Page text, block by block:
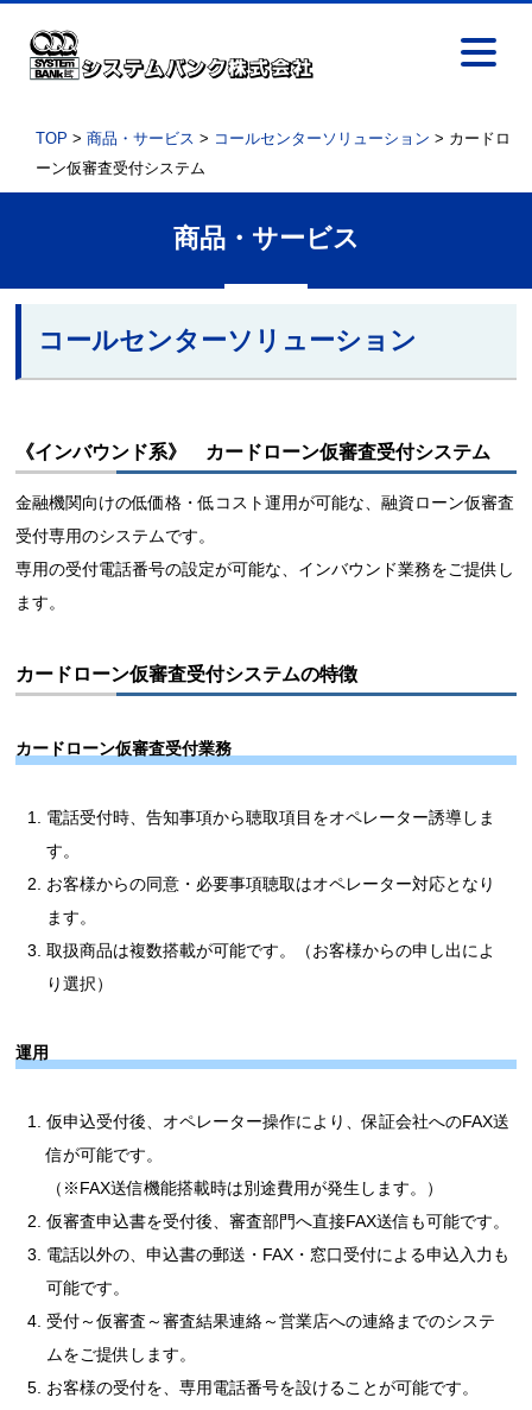
TOP > 商品・サービス > コールセンターソリューション > カードロ
ーン仮審査受付システム
商品・サービス
コールセンターソリューション
《インバウンド系》 カードローン仮審査受付システム
金融機関向けの低価格・低コスト運用が可能な、融資ローン仮審査
受付専用のシステムです。
専用の受付電話番号の設定が可能な、インバウンド業務をご提供し
ます。
カードローン仮審査受付システムの特徴
カードローン仮審査受付業務
電話受付時、告知事項から聴取項目をオペレーター誘導しま
す。
お客様からの同意・必要事項聴取はオペレーター対応となり
ます。
取扱商品は複数搭載が可能です。（お客様からの申し出によ
り選択）
運用
仮申込受付後、オペレーター操作により、保証会社へのFAX送
信が可能です。
（※FAX送信機能搭載時は別途費用が発生します。）
仮審査申込書を受付後、審査部門へ直接FAX送信も可能です。
電話以外の、申込書の郵送・FAX・窓口受付による申込入力も
可能です。
受付～仮審査～審査結果連絡～営業店への連絡までのシステ
ムをご提供します。
お客様の受付を、専用電話番号を設けることが可能です。